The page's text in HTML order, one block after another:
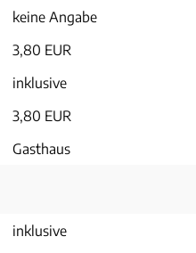
keine Angabe
3,80 EUR
inklusive
3,80 EUR
Gasthaus
inklusive